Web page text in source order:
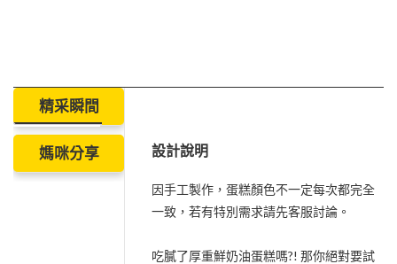
精采瞬間
媽咪分享 設計說明
因手工製作，蛋糕顏色不一定每次都完全
一致，若有特別需求請先客服討論。
吃膩了厚重鮮奶油蛋糕嗎?! 那你絕對要試